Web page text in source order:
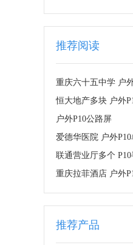
推荐阅读
重庆六十五中学 户
恒大地产多块 户外
户外P10公路屏
爱德华医院 户外P10
联通营业厅多个
重庆拉菲酒店 户外
推荐产品